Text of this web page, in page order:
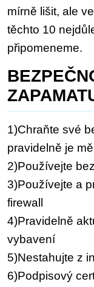
mírně lišit, ale
těchto 10
připomeneme.
1)Chraňte své
pravidelně je
2)Používejte
3)Používejte a
firewall
4)Pravidelně
vybavení
5)Nestahujte z
6)Podpisový